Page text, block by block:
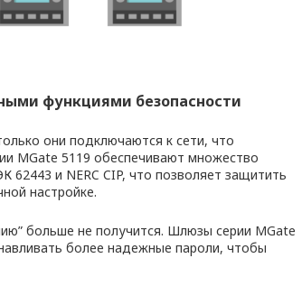
функциями безопасности
они подключаются к сети, что
MGate 5119 обеспечивают множество
и NERC CIP, что позволяет защитить
настройке.
больше не получится. Шлюзы серии MGate
более надежные пароли, чтобы